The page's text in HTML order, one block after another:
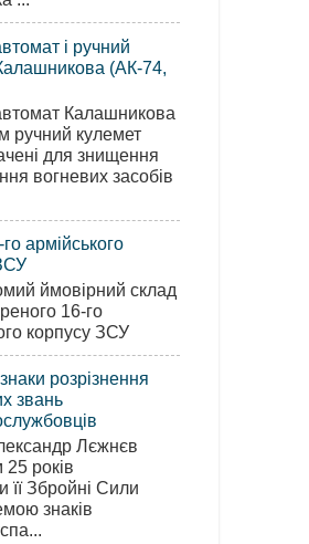
і ручний
(АК-74,
Калашникова
ручний кулемет
для знищення
вогневих засобів
армійського
ймовірний склад
16-го
корпусу ЗСУ
розрізнення
звань
Лєжнєв
років
її Збройні Сили
знаків